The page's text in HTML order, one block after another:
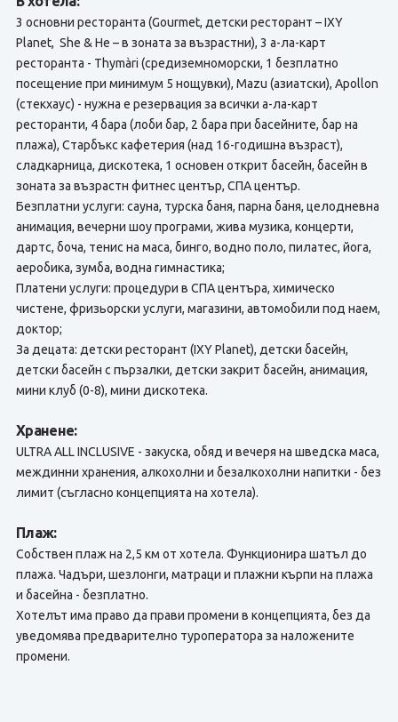
3 основни ресторанта (Gourmet, детски ресторант – IXY
Planet, She & He – в зоната за възрастни), 3 а-ла-карт
ресторанта - Thymàri (средиземноморски, 1 безплатно
посещение при минимум 5 нощувки), Mazu (азиатски), Apollon
(стекхаус) - нужна е резервация за всички а-ла-карт
ресторанти, 4 бара (лоби бар, 2 бара при басейните, бар на
плажа), Старбъкс кафетерия (над 16-годишна възраст),
сладкарница, дискотека, 1 основен открит басейн, басейн в
зоната за възрастн фитнес център, СПА център.
Безплатни услуги: сауна, турска баня, парна баня, целодневна
анимация, вечерни шоу програми, жива музика, концерти,
дартс, боча, тенис на маса, бинго, водно поло, пилатес, йога,
аеробика, зумба, водна гимнастика;
Платени услуги: процедури в СПА центъра, химическо
чистене, фризьорски услуги, магазини, автомобили под наем,
доктор;
За децата: детски ресторант (IXY Planet), детски басейн,
детски басейн с пързалки, детски закрит басейн, анимация,
мини клуб (0-8), мини дискотека.
Хранене:
ULTRA ALL INCLUSIVE - закуска, обяд и вечеря на шведска маса,
междинни хранения, алкохолни и безалкохолни напитки - без
лимит (съгласно концепцията на хотела).
Плаж:
Собствен плаж на 2,5 км от хотела. Функционира шатъл до
плажа. Чадъри, шезлонги, матраци и плажни кърпи на плажа
и басейна - безплатно.
Хотелът има право да прави промени в концепцията, без да
уведомява предварително туроператора за наложените
промени.